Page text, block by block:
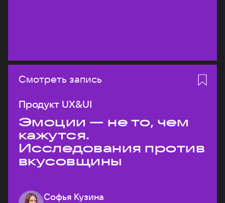
Смотреть запись
Продукт UX&UI
Эмоции — не то, чем
кажутся.
Исследования против
вкусовщины
Софья Кузина